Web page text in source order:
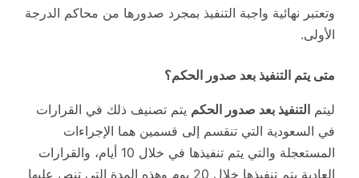
وتعتبر نهائية واجبة التنفيذ بمجرد صدورها من محاكم الدرجة
الأولى.
متى يتم التنفيذ بعد صدور الحكم؟
ليتم التنفيذ بعد صدور الحكم يتم تصنيف ذلك في القرارات
في السعودية التي تنقسم إلى قسمين هما الإجراءات
المستعجلة والتي يتم تنفيذها في خلال 10 أيام، والقرارات
العادية يتم تنفيذها خلال 20 يوم وهذه المدة التي تنص عليها